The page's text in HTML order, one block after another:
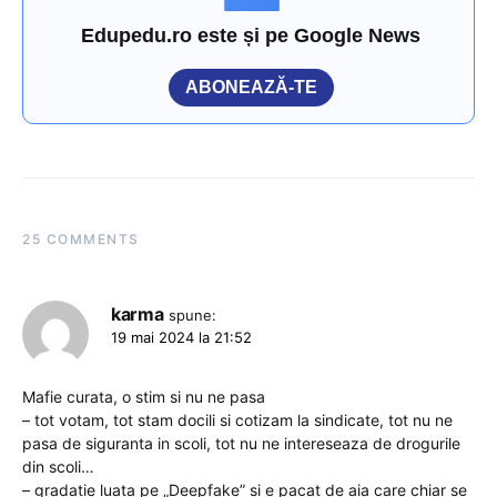
Edupedu.ro este și pe Google News
ABONEAZĂ-TE
25 COMMENTS
karma spune:
19 mai 2024 la 21:52
Mafie curata, o stim si nu ne pasa
– tot votam, tot stam docili si cotizam la sindicate, tot nu ne
pasa de siguranta in scoli, tot nu ne intereseaza de drogurile
din scoli…
– gradatie luata pe „Deepfake” si e pacat de aia care chiar se